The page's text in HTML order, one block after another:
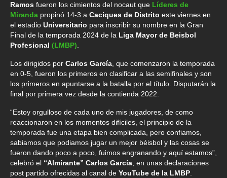
Ramos fueron los cimientos del nocaut que Líderes de
Miranda propinó 14-3 a Caciques de Distrito este viernes en
el estadio Universitario para inscribir su nombre en la Gran
Final de la temporada 2024 de la Liga Mayor de Beisbol
Profesional (LMBP).
Los dirigidos por Carlos García, que comenzaron la temporada
en 0-5, fueron los primeros en clasificar a las semifinales y son
los primeros en apuntarse a la batalla por el título. Disputarán la
final por primera vez desde la contienda 2022.
“Estoy orgulloso de cada uno de mis jugadores, de como
reaccionaron en los momentos difíciles, el principio de la
temporada fue una etapa bien complicada, pero confiamos,
sabiamos que podiamos jugar un mejor béisbol y las cosas se
fueron dando poco a poco, fuimos engranando y aquí estamos”,
celebró el “Almirante” Carlos García, en unas declaraciones
post partido ofrecidas al canal de YouTube de la LMBP.